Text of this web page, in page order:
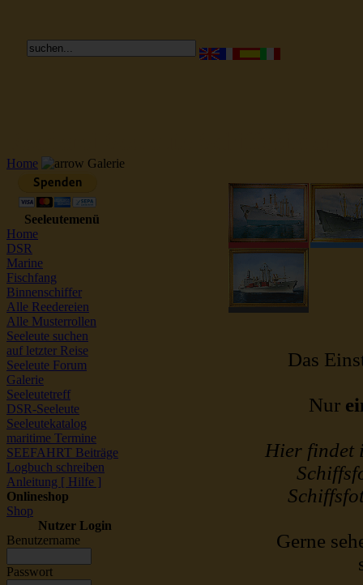
Home Galerie
Seeleutemenü
Home
DSR
Marine
Fischfang
Binnenschiffer
Alle Reedereien
Alle Musterrollen
Seeleute suchen
auf letzter Reise
Seeleute Forum
Galerie
Seeleutetreff
DSR-Seeleute
Seeleutekatalog
maritime Termine
SEEFAHRT Beiträge
Logbuch schreiben
Anleitung [ Hilfe ]
Onlineshop
Shop
Nutzer Login
Benutzername
Passwort
Das
Nur
Hier findet
Gerne